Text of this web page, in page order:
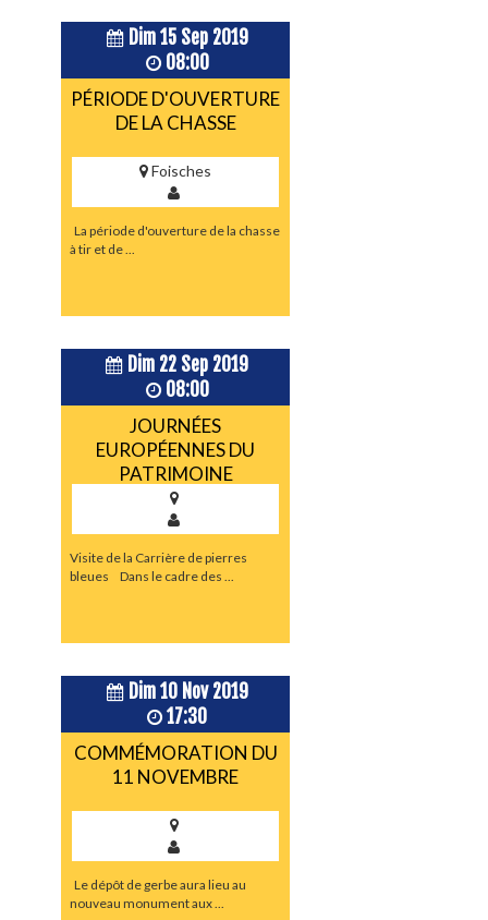
Dim 15 Sep 2019
08:00
PÉRIODE D'OUVERTURE
DE LA CHASSE
Foisches
La période d'ouverture de la chasse
à tir et de ...
Dim 22 Sep 2019
08:00
JOURNÉES
EUROPÉENNES DU
PATRIMOINE
Visite de la Carrière de pierres
bleues Dans le cadre des ...
Dim 10 Nov 2019
17:30
COMMÉMORATION DU
11 NOVEMBRE
Le dépôt de gerbe aura lieu au
nouveau monument aux ...